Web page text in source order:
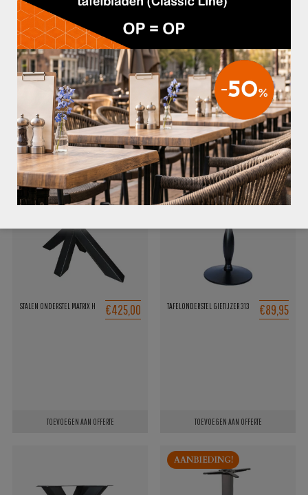
70×70 cm
80×80 cm
Ø 60 cm
Ø 70 cm
Ø 80 cm
Kijk ook bij onzeMelamine tafelbladen !
GERELATEERDE PRODUCTEN
STALEN ONDERSTEL MATRIX H €425,00
TOEVOEGEN AAN OFFERTE
TAFELONDERSTEL GIETIJZER 313 €89,95
TOEVOEGEN AAN OFFERTE
AANBIEDING!